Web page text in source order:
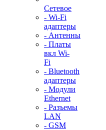
Сетевое
- Wi-Fi
адаптеры
- Антенны
- Платы
вкл Wi-
Fi
- Bluetooth
адаптеры
- Модули
Ethernet
- Разъемы
LAN
- GSM